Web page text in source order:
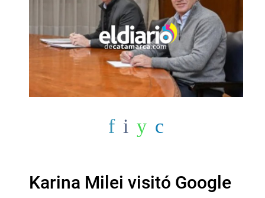
Karina Milei visitó Google